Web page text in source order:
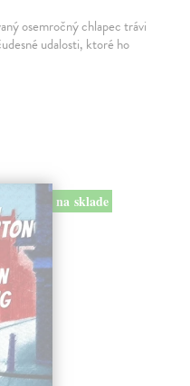
osemročný chlapec trávi
udalosti, ktoré ho
na sklade